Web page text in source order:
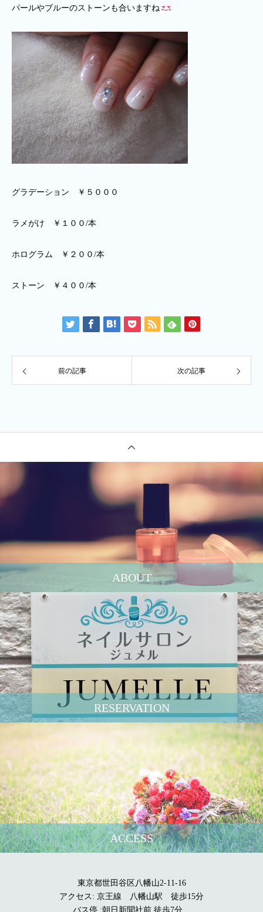
パールやブルーのストーンも合いますね
グラデーション ￥５０００
ラメがけ ￥１００/本
ホログラム ￥２００/本
ストーン ￥４００/本
前の記事 次の記事
ABOUT
RESERVATION
ACCESS
東京都世田谷区八幡山2-11-16
アクセス: 京王線 八幡山駅 徒歩15分
バス停 :朝日新聞社前 徒歩7分